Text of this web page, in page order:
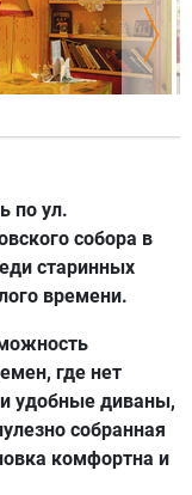
по ул.
собора в
старинных
времени.
где нет
удобные диваны,
собранная
комфортна и